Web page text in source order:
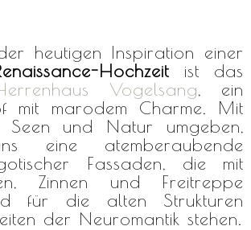
heutigen Inspiration einer
Hochzeit ist das
Vogelsang, ein
mit marodem Charme. Mit
Seen und Natur umgeben,
eine atemberaubende
Fassaden, die mit
Zinnen und Freitreppe
für die alten Strukturen
der Neuromantik stehen.